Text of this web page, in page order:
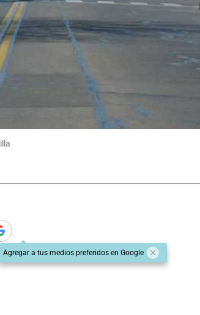
Agregar a tus medios preferidos en Google